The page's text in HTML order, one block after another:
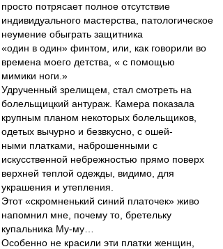
просто потрясает полное отсутствие
индивидуального мастерства, патологическое
неумение обыграть защитника
«один в один» финтом, или, как говорили во
времена моего детства, « с помощью
мимики ноги.»
Удрученный зрелищем, стал смотреть на
болельщицкий антураж. Камера показала
крупным планом некоторых болельщиков,
одетых вычурно и безвкусно, с ошей-
ными платками, наброшенными с
искусственной небрежностью прямо поверх
верхней теплой одежды, видимо, для
украшения и утепления.
Этот «скромненький синий платочек» живо
напомнил мне, почему то, бретельку
купальника Му-му…
Особенно не красили эти платки женщин,